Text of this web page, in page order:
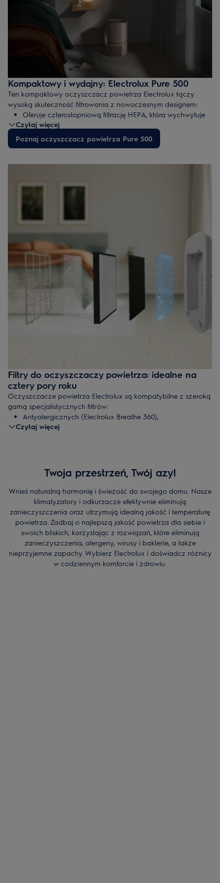
Kompaktowy i wydajny: Electrolux Pure 500
Ten kompaktowy oczyszczacz powietrza Electrolux łączy
wysoką skuteczność filtrowania z nowoczesnym designem:
Oferuje czterostopniową filtrację HEPA, która wychwytuje
drobiny kurzu, alergeny czy pyły zawieszone o wielkości
do 0,3 μ
Mimo kompaktowych rozmiarów pozwala na
10 m2 w 10 minut!
Czytaj więcej
Poznaj oczyszczacz powietrza Pure 500
Filtry do oczyszczaczy powietrza: idealne na
cztery pory roku
Oczyszczacze powietrza Electrolux są kompatybilne z szeroką
gamą specjalistycznych filtrów:
Antyalergicznych (Electrolux Breathe 360),
zoptymalizowanych pod kątem wychwytywania z
wychwytujący nieprzyjemne zapachy,
Antysmogowy (Electrolux Clean360), stworzony z myślą o
filtrowaniu powietrza w domu w sezonie grzewczym,
wychwytujący szkodliwe pyły zawieszone,
Antybakteryjny i antywirusowy (Electrolux Care360),
zoptymalizowany pod kątem odfiltrowywania wirusów i
bakterii,
Uniwersalny (Electrolux Breeze360), skutecznie
oczyszczający powietrze w domu.
Przed zakupem sprawdź kompatybilność konkretnego filtra ze
Czytaj więcej
Twoja przestrzeń, Twój azyl
Wnieś naturalną harmonię i świeżość do swojego domu. Nasze
klimatyzatory i odkurzacze efektywnie eliminują
zanieczyszczenia oraz utrzymują idealną jakość i temperaturę
powietrza. Zadbaj o najlepszą jakość powietrza dla siebie i
swoich bliskich, korzystając z rozwiązań, które eliminują
zanieczyszczenia, alergeny, wirusy i bakterie, a także
nieprzyjemne zapachy. Wybierz Electrolux i doświadcz różnicy
w codziennym komforcie i zdrowiu.